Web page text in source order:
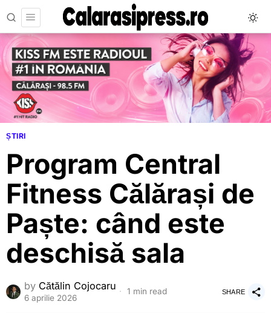
ȘTIRI
Program Central
Fitness Călărași de
Paște: când este
deschisă sala
by Cătălin Cojocaru
6 aprilie 2026
1 min read SHARE